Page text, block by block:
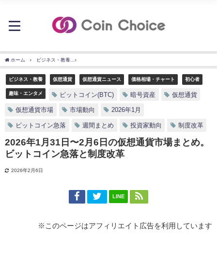
ホーム ビジネス・教養
ビジネス・教養 仮想通貨 仮想通貨ニュース 価格相場・チャート 初心者
趣味・エンタメ ビットコイン(BTC) 暗号資産 仮想通貨
仮想通貨市場 市場動向 2026年1月
ビットコイン急落 週間まとめ 投資家動向 制度改革
2026年1月31日〜2月6日の仮想通貨市場まとめ。
ビットコイン急落と制度改革
2026年2月6日
LINE
※このページはアフィリエイト広告を利用しています